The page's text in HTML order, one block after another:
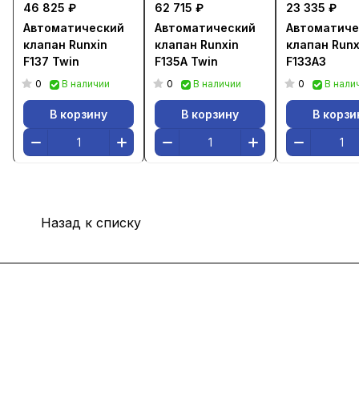
46 825 ₽
Автоматический
клапан Runxin
F137 Twin
0 В наличии
В корзину
62 715 ₽
Автоматический
клапан Runxin
F135A Twin
0 В наличии
В корзину
23 335 ₽
клапан
F133A3
0 В
В
Назад к списку